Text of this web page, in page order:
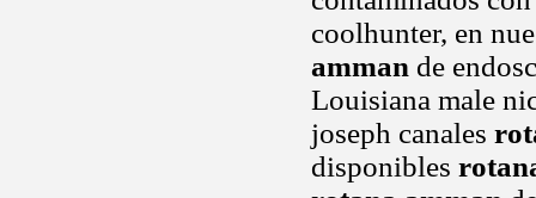
coolhunter, en
amman de
Louisiana male
joseph canales
disponibles